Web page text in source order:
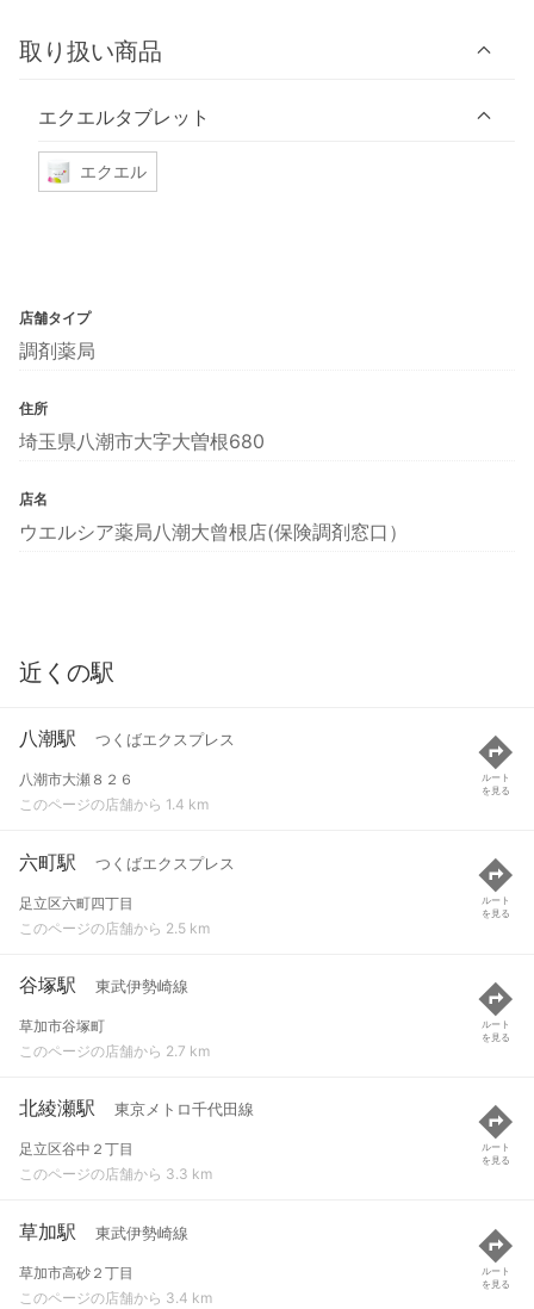
取り扱い商品
エクエルタブレット
エクエル
店舗タイプ
調剤薬局
住所
埼玉県八潮市大字大曽根680
店名
ウエルシア薬局八潮大曾根店(保険調剤窓口）
近くの駅
八潮駅 つくばエクスプレス
八潮市大瀬８２６
このページの店舗から 1.4 km
ルート
を見る
六町駅 つくばエクスプレス
足立区六町四丁目
このページの店舗から 2.5 km
ルート
を見る
谷塚駅 東武伊勢崎線
草加市谷塚町
このページの店舗から 2.7 km
ルート
を見る
北綾瀬駅 東京メトロ千代田線
足立区谷中２丁目
このページの店舗から 3.3 km
ルート
を見る
草加駅 東武伊勢崎線
草加市高砂２丁目
このページの店舗から 3.4 km
ルート
を見る